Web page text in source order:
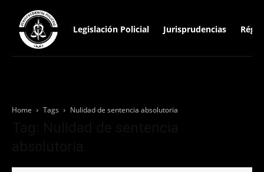
Legislación Policial Jurisprudencias
Home Tags Nulidad de sentencia absolutoria